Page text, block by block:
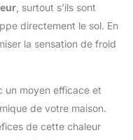
, surtout s’ils sont
directement le sol. En
la sensation de froid
un moyen efficace et
de votre maison.
de cette chaleur